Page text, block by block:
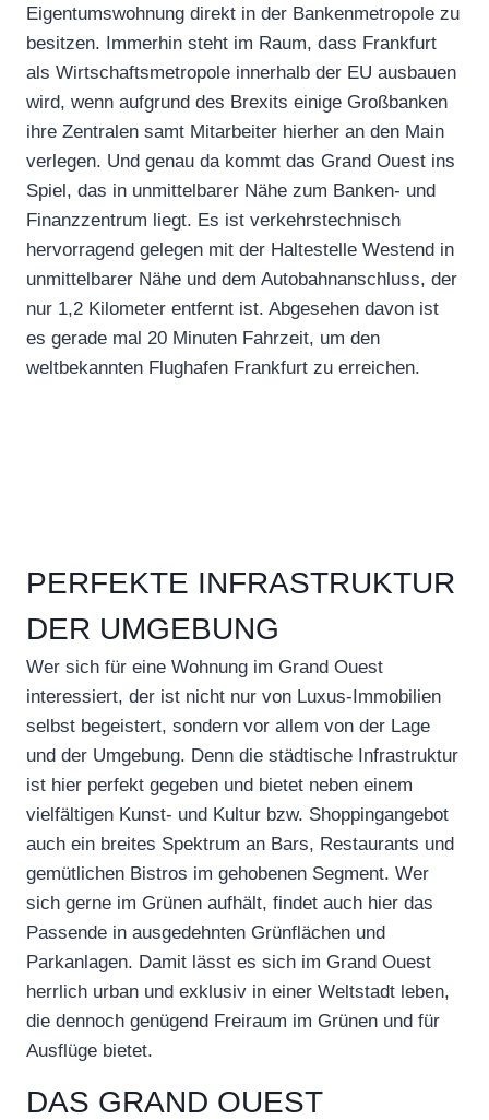
Eigentumswohnung direkt in der Bankenmetropole zu
besitzen. Immerhin steht im Raum, dass Frankfurt
als Wirtschaftsmetropole innerhalb der EU ausbauen
wird, wenn aufgrund des Brexits einige Großbanken
ihre Zentralen samt Mitarbeiter hierher an den Main
verlegen. Und genau da kommt das Grand Ouest ins
Spiel, das in unmittelbarer Nähe zum Banken- und
Finanzzentrum liegt. Es ist verkehrstechnisch
hervorragend gelegen mit der Haltestelle Westend in
unmittelbarer Nähe und dem Autobahnanschluss, der
nur 1,2 Kilometer entfernt ist. Abgesehen davon ist
es gerade mal 20 Minuten Fahrzeit, um den
weltbekannten Flughafen Frankfurt zu erreichen.
PERFEKTE INFRASTRUKTUR
DER UMGEBUNG
Wer sich für eine Wohnung im Grand Ouest
interessiert, der ist nicht nur von Luxus-Immobilien
selbst begeistert, sondern vor allem von der Lage
und der Umgebung. Denn die städtische Infrastruktur
ist hier perfekt gegeben und bietet neben einem
vielfältigen Kunst- und Kultur bzw. Shoppingangebot
auch ein breites Spektrum an Bars, Restaurants und
gemütlichen Bistros im gehobenen Segment. Wer
sich gerne im Grünen aufhält, findet auch hier das
Passende in ausgedehnten Grünflächen und
Parkanlagen. Damit lässt es sich im Grand Ouest
herrlich urban und exklusiv in einer Weltstadt leben,
die dennoch genügend Freiraum im Grünen und für
Ausflüge bietet.
DAS GRAND OUEST